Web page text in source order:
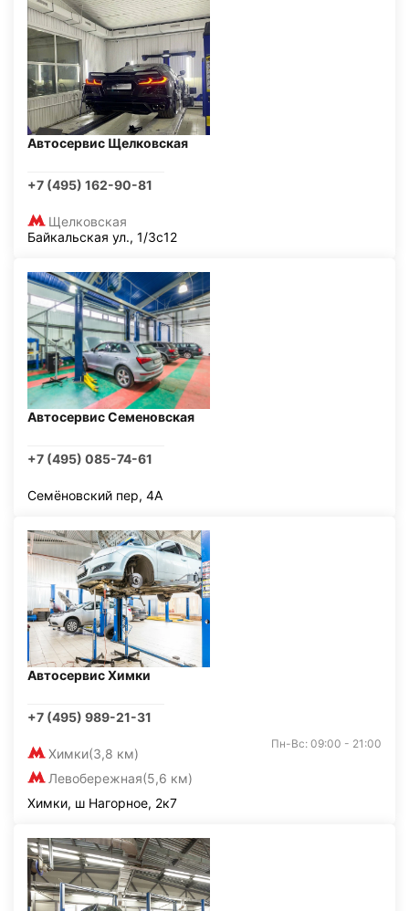
Автосервис Щелковская
+7 (495) 162-90-81
Щелковская
Байкальская ул., 1/3с12
Автосервис Семеновская
+7 (495) 085-74-61
Семёновский пер, 4А
Автосервис Химки
+7 (495) 989-21-31
Химки(3,8 км)
Левобережная(5,6 км)
Пн-Вс: 09:00 - 21:00
Химки, ш Нагорное, 2к7